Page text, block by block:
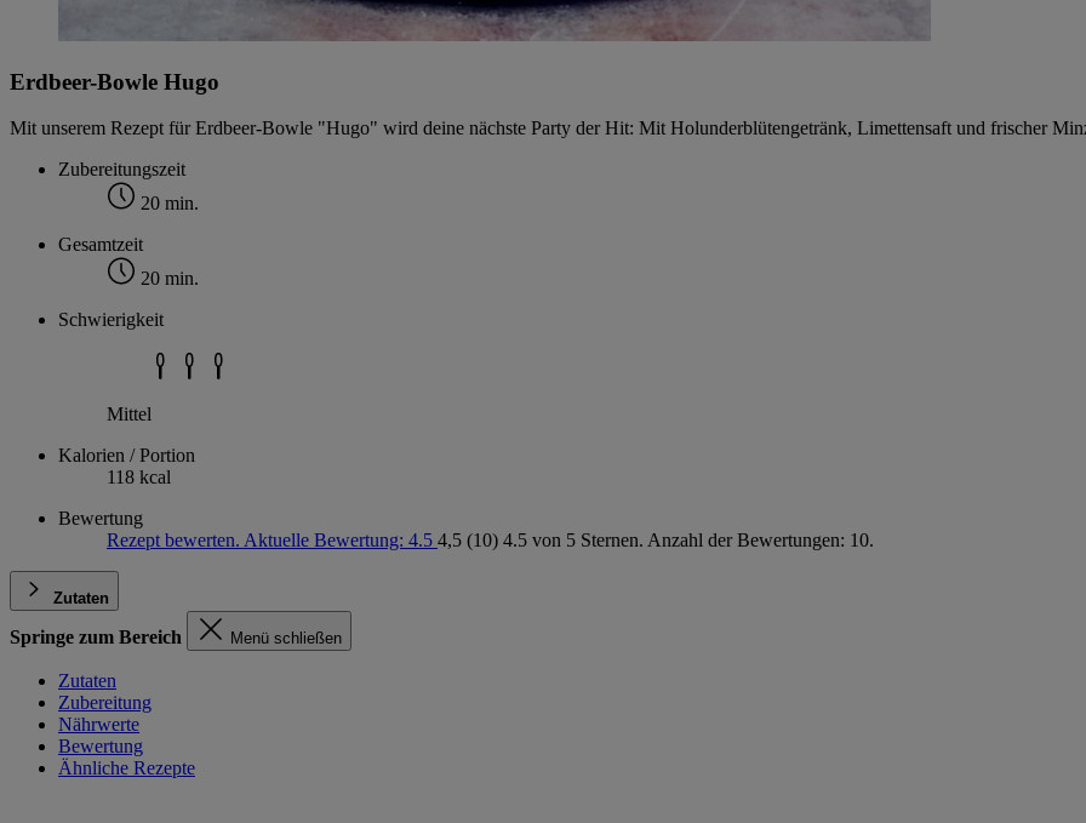
Erdbeer-Bowle Hugo
Mit unserem Rezept für Erdbeer-Bowle "Hugo" wird deine nächste Party der Hit: Mit Holunderblütengetränk, Limettensaft und frischer
Zubereitungszeit
20 min.
Gesamtzeit
20 min.
Schwierigkeit
Mittel
Kalorien / Portion
118 kcal
Bewertung
Rezept bewerten. Aktuelle Bewertung: 4.5 4,5 (10) 4.5 von 5 Sternen. Anzahl der Bewertungen: 10.
Zutaten
Springe zum Bereich Menü schließen
Zutaten
Zubereitung
Nährwerte
Bewertung
Ähnliche Rezepte